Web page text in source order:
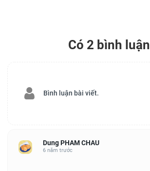
Có 2 bình luận
Bình luận bài viết.
Dung PHAM CHAU
6 năm trước